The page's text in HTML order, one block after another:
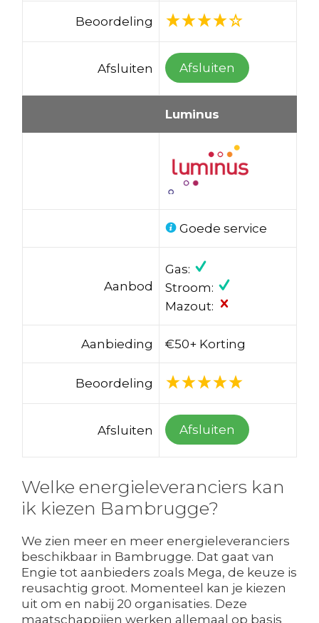
Beoordeling
Afsluiten Afsluiten
Luminus
Goede service
Aanbod
Gas:
Stroom:
Mazout:
Aanbieding €50+ Korting
Beoordeling
Afsluiten Afsluiten
Welke energieleveranciers kan
ik kiezen Bambrugge?
We zien meer en meer energieleveranciers
beschikbaar in Bambrugge. Dat gaat van
Engie tot aanbieders zoals Mega, de keuze is
reusachtig groot. Momenteel kan je kiezen
uit om en nabij 20 organisaties. Deze
maatschappijen werken allemaal op basis